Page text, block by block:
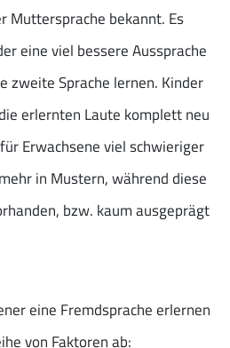
Muttersprache bekannt. Es
eine viel bessere Aussprache
zweite Sprache lernen. Kinder
erlernten Laute komplett neu
Erwachsene viel schwieriger
in Mustern, während diese
bzw. kaum ausgeprägt
eine Fremdsprache erlernen
von Faktoren ab: